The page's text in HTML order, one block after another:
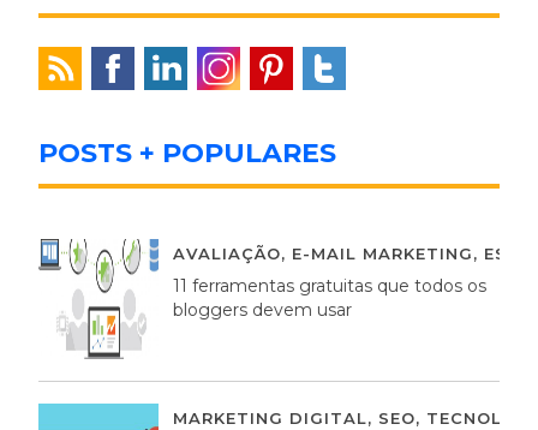
POSTS + POPULARES
AVALIAÇÃO, E-MAIL MARKETING,
11 ferramentas gratuitas que todos os
bloggers devem usar
MARKETING DIGITAL, SEO,